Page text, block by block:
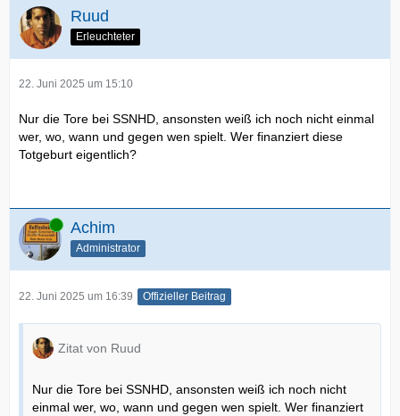
Ruud
Erleuchteter
22. Juni 2025 um 15:10
Nur die Tore bei SSNHD, ansonsten weiß ich noch nicht einmal
wer, wo, wann und gegen wen spielt. Wer finanziert diese
Totgeburt eigentlich?
Online Achim
Administrator
22. Juni 2025 um 16:39 Offizieller Beitrag
Zitat von Ruud
Nur die Tore bei SSNHD, ansonsten weiß ich noch nicht
einmal wer, wo, wann und gegen wen spielt. Wer finanziert